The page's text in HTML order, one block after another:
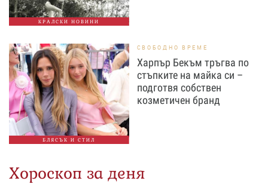
КРАЛСКИ НОВИНИ
БЛЯСЪК И СТИЛ
СВОБОДНО ВРЕМЕ
Харпър Бекъм тръгва по
стъпките на майка си –
подготвя собствен
козметичен бранд
Хороскоп за деня